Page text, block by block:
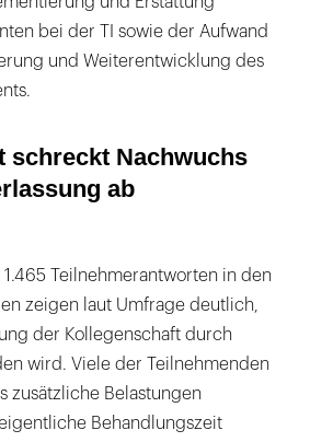
bei der TI sowie der Aufwand
und Weiterentwicklung des
schreckt Nachwuchs
ab
Teilnehmerantworten in den
zeigen laut Umfrage deutlich,
der Kollegenschaft durch
wird. Viele der Teilnehmenden
zusätzliche Belastungen
Behandlungszeit